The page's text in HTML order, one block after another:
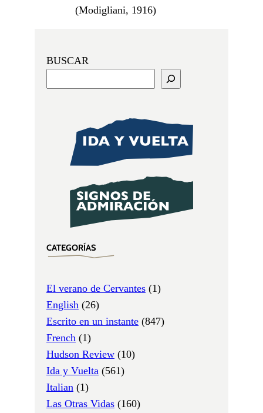
(Modigliani, 1916)
BUSCAR
CATEGORÍAS
El verano de Cervantes (1)
English (26)
Escrito en un instante (847)
French (1)
Hudson Review (10)
Ida y Vuelta (561)
Italian (1)
Las Otras Vidas (160)